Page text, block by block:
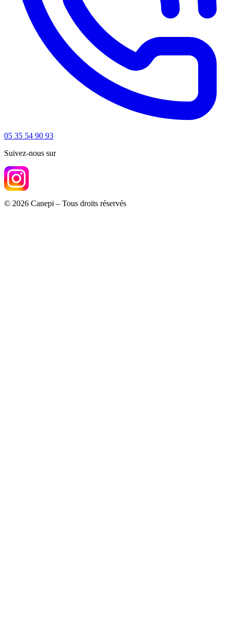
05 35 54 90 93
Suivez-nous sur
© 2026 Canepi – Tous droits réservés